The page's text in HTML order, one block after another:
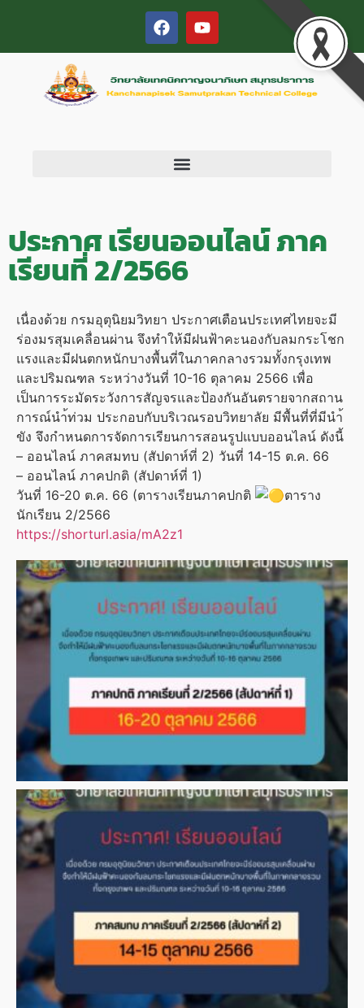
ประกาศ เรียนออนไลน์ ภาค
เรียนที่ 2/2566
เนื่องด้วย กรมอุตุนิยมวิทยา ประกาศเตือนประเทศไทยจะมี
ร่องมรสุมเคลื่อนผ่าน จึงทำให้มีฝนฟ้าคะนองกับลมกระโชก
แรงและมีฝนตกหนักบางพื้นที่ในภาคกลางรวมทั้งกรุงเทพ
และปริมณฑล ระหว่างวันที่ 10-16 ตุลาคม 2566 เพื่อ
เป็นการระมัดระวังการสัญจรและป้องกันอันตรายจากสถาน
การณ์นำ้ท่วม ประกอบกับบริเวณรอบวิทยาลัย มีพื้นที่ที่มีนำ้
ขัง จึงกำหนดการจัดการเรียนการสอนรูปแบบออนไลน์ ดังนี้
– ออนไลน์ ภาคสมทบ (สัปดาห์ที่ 2) วันที่ 14-15 ต.ค. 66
– ออนไลน์ ภาคปกติ (สัปดาห์ที่ 1)
วันที่ 16-20 ต.ค. 66 (ตารางเรียนภาคปกติ
ตาราง
นักเรียน 2/2566
https://shorturl.asia/mA2z1